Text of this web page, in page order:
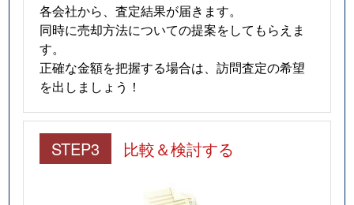
各会社から、査定結果が届きます。
同時に売却方法についての提案をしてもらえま
す。
正確な金額を把握する場合は、訪問査定の希望
を出しましょう！
STEP3 比較＆検討する